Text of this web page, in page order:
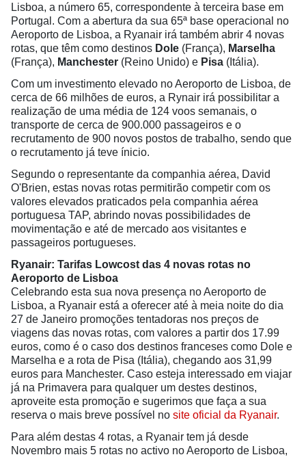
Lisboa, a número 65, correspondente à terceira base em
Portugal. Com a abertura da sua 65ª base operacional no
Aeroporto de Lisboa, a Ryanair irá também abrir 4 novas
rotas, que têm como destinos Dole (França), Marselha
(França), Manchester (Reino Unido) e Pisa (Itália).
Com um investimento elevado no Aeroporto de Lisboa, de
cerca de 66 milhões de euros, a Rynair irá possibilitar a
realização de uma média de 124 voos semanais, o
transporte de cerca de 900.000 passageiros e o
recrutamento de 900 novos postos de trabalho, sendo que
o recrutamento já teve ínicio.
Segundo o representante da companhia aérea, David
O'Brien, estas novas rotas permitirão competir com os
valores elevados praticados pela companhia aérea
portuguesa TAP, abrindo novas possibilidades de
movimentação e até de mercado aos visitantes e
passageiros portugueses.
Ryanair: Tarifas Lowcost das 4 novas rotas no
Aeroporto de Lisboa
Celebrando esta sua nova presença no Aeroporto de
Lisboa, a Ryanair está a oferecer até à meia noite do dia
27 de Janeiro promoções tentadoras nos preços de
viagens das novas rotas, com valores a partir dos 17.99
euros, como é o caso dos destinos franceses como Dole e
Marselha e a rota de Pisa (Itália), chegando aos 31,99
euros para Manchester. Caso esteja interessado em viajar
já na Primavera para qualquer um destes destinos,
aproveite esta promoção e sugerimos que faça a sua
reserva o mais breve possível no site oficial da Ryanair.
Para além destas 4 rotas, a Ryanair tem já desde
Novembro mais 5 rotas no activo no Aeroporto de Lisboa,